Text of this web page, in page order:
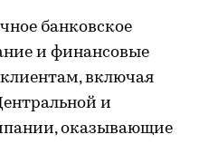
банковское
и финансовые
включая
и
оказывающие